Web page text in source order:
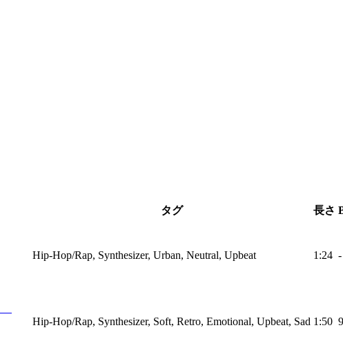
タグ 長さ
Hip-Hop/Rap, Synthesizer, Urban, Neutral, Upbeat 1:24 -
Hip-Hop/Rap, Synthesizer, Soft, Retro, Emotional, Upbeat, Sad 1:50